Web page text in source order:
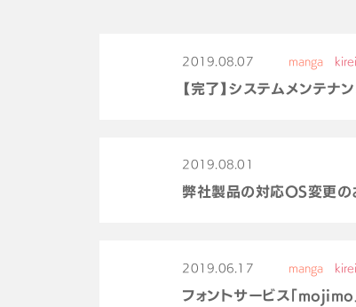
2019.08.07 manga kirei
【完了】システムメンテ
2019.08.01
弊社製品の対応OS変更の
2019.06.17 manga kirei
フォントサービス「